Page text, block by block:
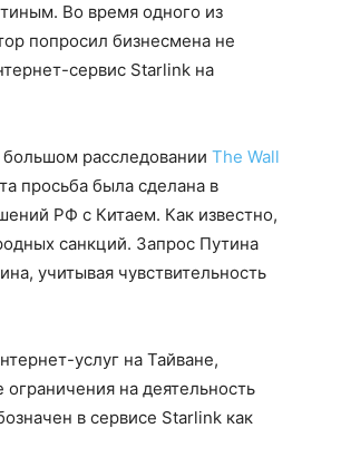
Во время одного из
попросил бизнесмена не
сервис Starlink на
большом расследовании The Wall
просьба была сделана в
РФ с Китаем. Как известно,
санкций. Запрос Путина
учитывая чувствительность
услуг на Тайване,
на деятельность
в сервисе Starlink как